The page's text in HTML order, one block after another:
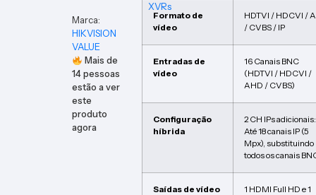
XVRs
Marca:
HIKVISION
VALUE
Mais de
14pessoas
estão a ver
este
produto
agora
Formato de
vídeo
HDTVI / HDCVI /
/ CVBS / IP
Entradas de
vídeo
16 Canais BNC
(HDTVI / HDCVI /
AHD / CVBS)
Configuração
híbrida
2 CH IPs adicionais:
Até 18 canais IP (5
Mpx), substituindo
todos os canais
Saídas de vídeo
1 HDMI Full HD e 1